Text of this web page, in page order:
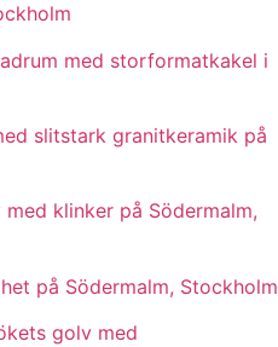
med storformatkakel i
slitstark granitkeramik på
klinker på Södermalm,
på Södermalm, Stockholm
golv med